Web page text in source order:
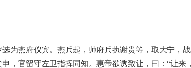
为燕府仪宾。燕兵起，帅府兵执谢贵等，取大宁，战
，官留守左卫指挥同知。惠帝欲诱致让，曰：“让来，